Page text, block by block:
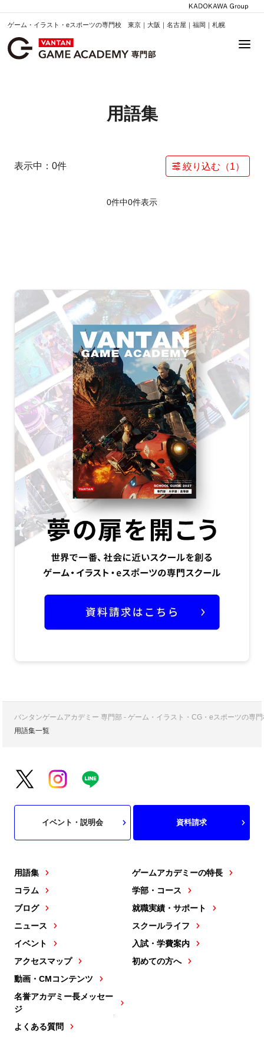
ゲーム・イラスト・eスポーツの専門校 東京｜大阪｜名古屋｜福岡｜札幌
用語集
表示中： 0件 絞り込む（1）
0件中0件表示
バンタンゲームアカデミー 専門部 - ゲーム・イラスト・CG・eスポーツの専
用語集一覧
用語集
コラム
ブログ
ニュース
イベント
アクセスマップ
動画・CMコンテンツ
名誉アカデミー長メッセー
ジ
よくある質問
ゲームアカデミーの特長
学部・コース
就職実績・サポート
スクールライフ
入試・学費案内
初めての方へ
イベント・説明会 資料請求